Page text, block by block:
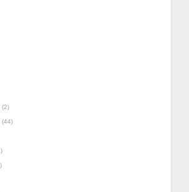
2
44